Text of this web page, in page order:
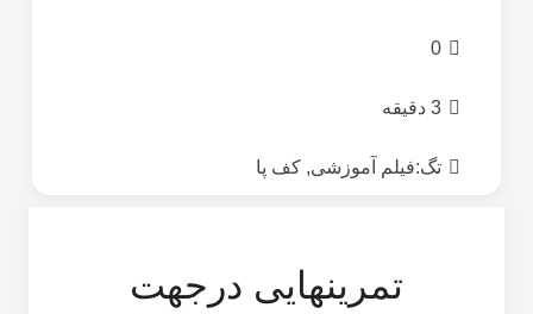
0
3 دقیقه
تگ:فیلم آموزشی,کف پا
تمرینهایى درجهت